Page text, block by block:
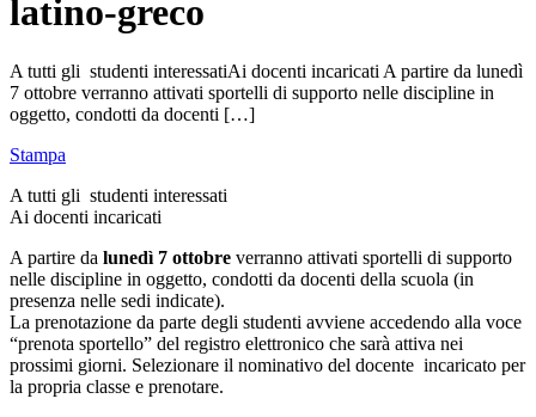
latino-greco
A tutti gli studenti interessatiAi docenti incaricati A partire da lunedì
7 ottobre verranno attivati sportelli di supporto nelle discipline in
oggetto, condotti da docenti […]
Stampa
A tutti gli studenti interessati
Ai docenti incaricati
A partire da lunedì 7 ottobre verranno attivati sportelli di supporto
nelle discipline in oggetto, condotti da docenti della scuola (in
presenza nelle sedi indicate).
La prenotazione da parte degli studenti avviene accedendo alla voce
“prenota sportello” del registro elettronico che sarà attiva nei
prossimi giorni. Selezionare il nominativo del docente incaricato per
la propria classe e prenotare.